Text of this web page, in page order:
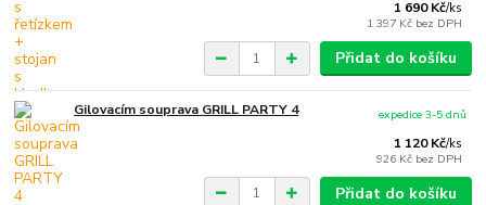
1 690 Kč/ks
1 397 Kč bez DPH
Přidat do košíku
Gilovacím souprava GRILL PARTY 4
1 120 Kč/ks
926 Kč bez DPH
expedice 3-5 dnů
Přidat do košíku